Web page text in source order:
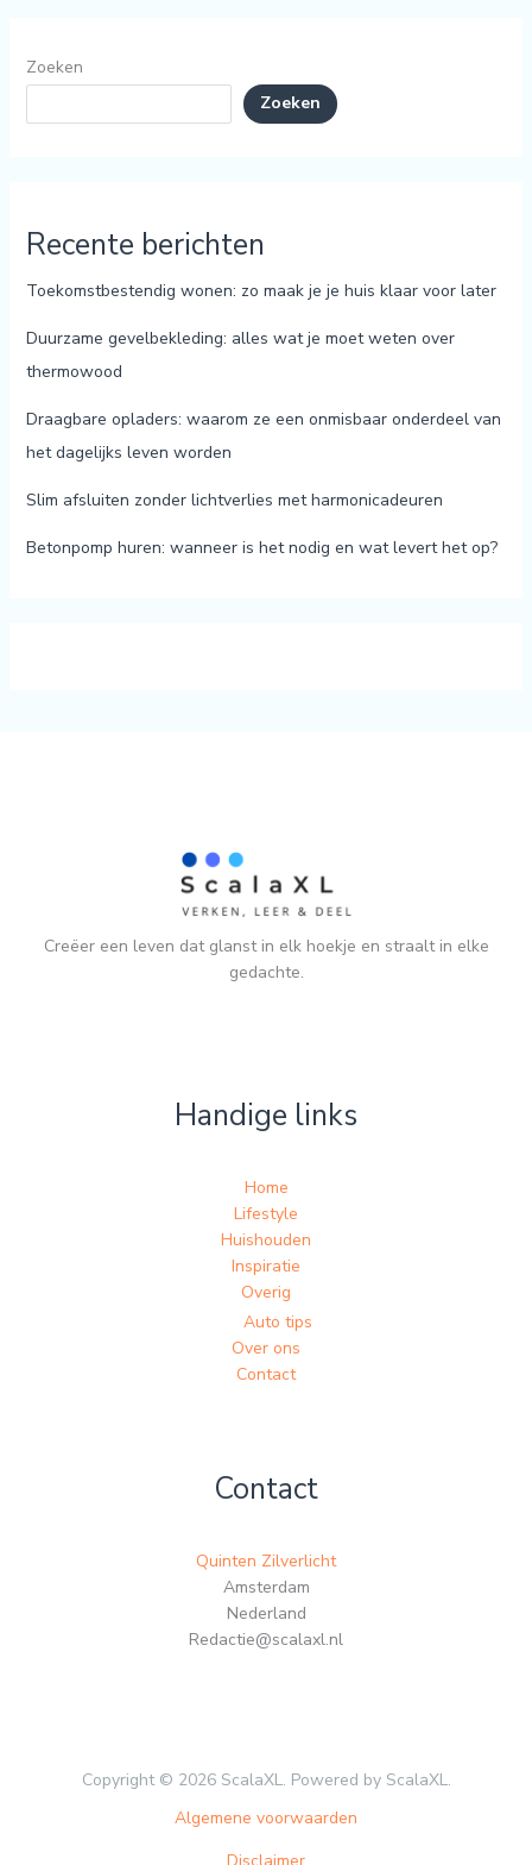
Zoeken
Zoeken
Recente berichten
Toekomstbestendig wonen: zo maak je je huis klaar voor later
Duurzame gevelbekleding: alles wat je moet weten over
thermowood
Draagbare opladers: waarom ze een onmisbaar onderdeel van
het dagelijks leven worden
Slim afsluiten zonder lichtverlies met harmonicadeuren
Betonpomp huren: wanneer is het nodig en wat levert het op?
Creëer een leven dat glanst in elk hoekje en straalt in elke
gedachte.
Handige links
Home
Lifestyle
Huishouden
Inspiratie
Overig
Auto tips
Over ons
Contact
Contact
Quinten Zilverlicht
Amsterdam
Nederland
Redactie@scalaxl.nl
Copyright © 2026 ScalaXL. Powered by ScalaXL.
Algemene voorwaarden